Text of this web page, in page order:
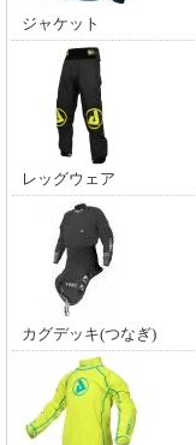
ジャケット
レッグウェア
カグデッキ(つなぎ)